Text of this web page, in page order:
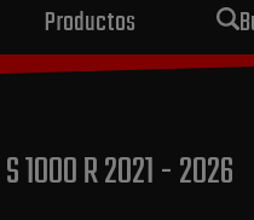
Productos
S 1000 R 2021 - 2026